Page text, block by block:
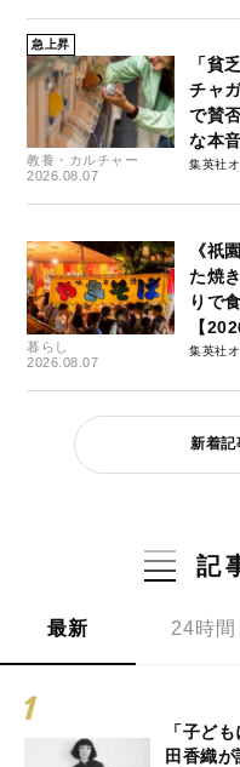
急上昇
教養・カルチャー
2026.08.07
「貧
チャ
で賛
な本
集英社
暮らし
2026.08.07
《祇
た焼
りで
【
集英社
新着記
記
最新 24時間
「子ど
田香織